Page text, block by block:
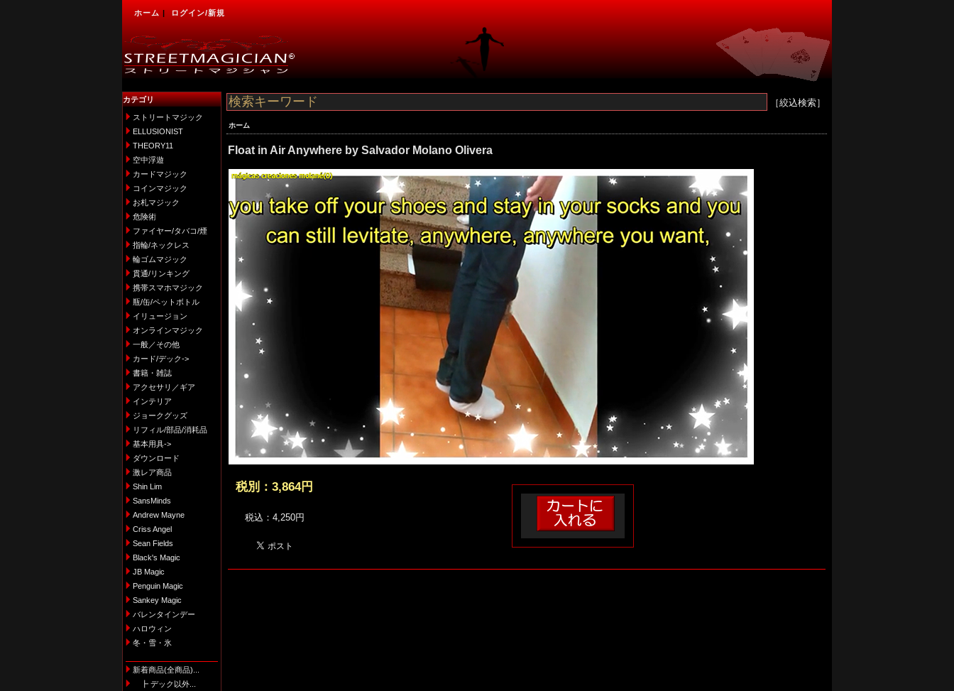
ホーム | ログイン/新規
カテゴリ
ストリートマジック
ELLUSIONIST
THEORY11
空中浮遊
カードマジック
コインマジック
お札マジック
危険術
ファイヤー/タバコ/煙
指輪/ネックレス
輪ゴムマジック
貫通/リンキング
携帯スマホマジック
瓶/缶/ペットボトル
イリュージョン
オンラインマジック
一般／その他
カード/デック->
書籍・雑誌
アクセサリ／ギア
インテリア
ジョークグッズ
リフィル/部品/消耗品
基本用具->
ダウンロード
激レア商品
Shin Lim
SansMinds
Andrew Mayne
Criss Angel
Sean Fields
Black's Magic
JB Magic
Penguin Magic
Sankey Magic
バレンタインデー
ハロウィン
冬・雪・氷
新着商品(全商品)...
┣ デック以外...
［絞込検索］
ホーム
Float in Air Anywhere by Salvador Molano Olivera
税別： 3,864円
税込：4,250円